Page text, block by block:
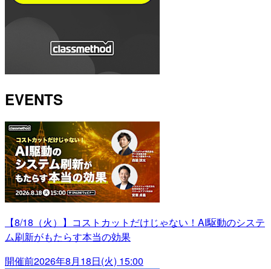
EVENTS
【8/18（火）】コストカットだけじゃない！AI駆動のシステ
ム刷新がもたらす本当の効果
開催前2026年8月18日(火) 15:00